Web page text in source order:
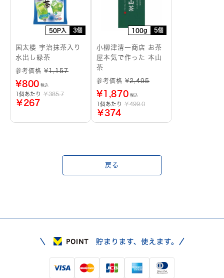
50P入 3個
国太楼 宇治抹茶入り
水出し緑茶
参考価格 ¥1,157
¥800 税込
1個あたり ￥385.7
￥267
100g 5個
小柳津清一商店 お茶
屋本気で作った 本山
茶
参考価格 ¥2,495
¥1,870 税込
1個あたり ￥499.0
￥374
戻る